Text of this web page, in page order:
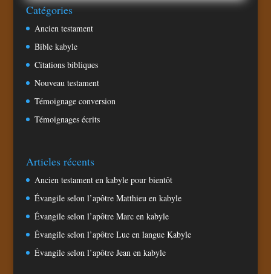
Catégories
Ancien testament
Bible kabyle
Citations bibliques
Nouveau testament
Témoignage conversion
Témoignages écrits
Articles récents
Ancien testament en kabyle pour bientôt
Évangile selon l’apôtre Matthieu en kabyle
Évangile selon l’apôtre Marc en kabyle
Évangile selon l’apôtre Luc en langue Kabyle
Évangile selon l’apôtre Jean en kabyle